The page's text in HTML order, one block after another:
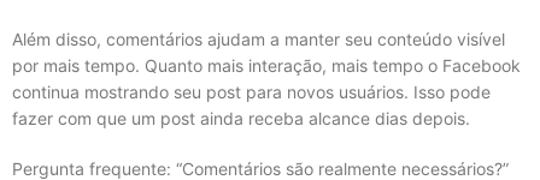
Além disso, comentários ajudam a manter seu conteúdo visível
por mais tempo. Quanto mais interação, mais tempo o Facebook
continua mostrando seu post para novos usuários. Isso pode
fazer com que um post ainda receba alcance dias depois.
Pergunta frequente: “Comentários são realmente necessários?”